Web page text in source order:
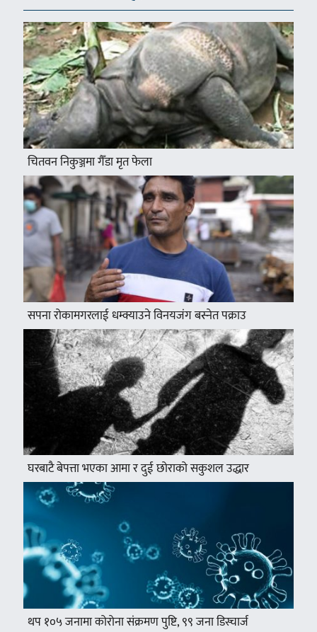
चितवन निकुञ्जमा गैँडा मृत फेला
सपना रोकामगरलाई धम्क्याउने विनयजंग बस्नेत पक्राउ
घरबाटै बेपत्ता भएका आमा र दुई छोराको सकुशल उद्धार
थप १०५ जनामा कोरोना संक्रमण पुष्टि, ९९ जना डिस्चार्ज